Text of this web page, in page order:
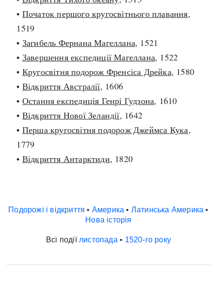
• Початок першого кругосвітнього плавання,
1519
• Загибель Фернана Магеллана, 1521
• Завершення експедиції Магеллана, 1522
• Кругосвітня подорож Френсіса Дрейка, 1580
• Відкриття Австралії, 1606
• Остання експедиція Генрі Гудзона, 1610
• Відкриття Нової Зеландії, 1642
• Перша кругосвітня подорож Джеймса Кука,
1779
• Відкриття Антарктиди, 1820
Подорожі і відкриття • Америка • Латинська Америка •
Нова історія
Всі події листопада • 1520-го року